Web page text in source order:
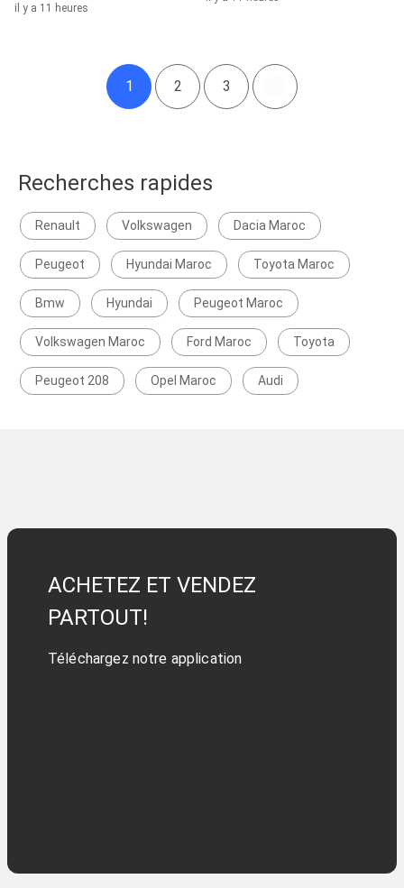
il y a 11 heures
1 2 3
Recherches rapides
Renault Volkswagen Dacia Maroc
Peugeot Hyundai Maroc Toyota Maroc
Bmw Hyundai Peugeot Maroc
Volkswagen Maroc Ford Maroc Toyota
Peugeot 208 Opel Maroc Audi
ACHETEZ ET VENDEZ
PARTOUT!
Téléchargez notre application